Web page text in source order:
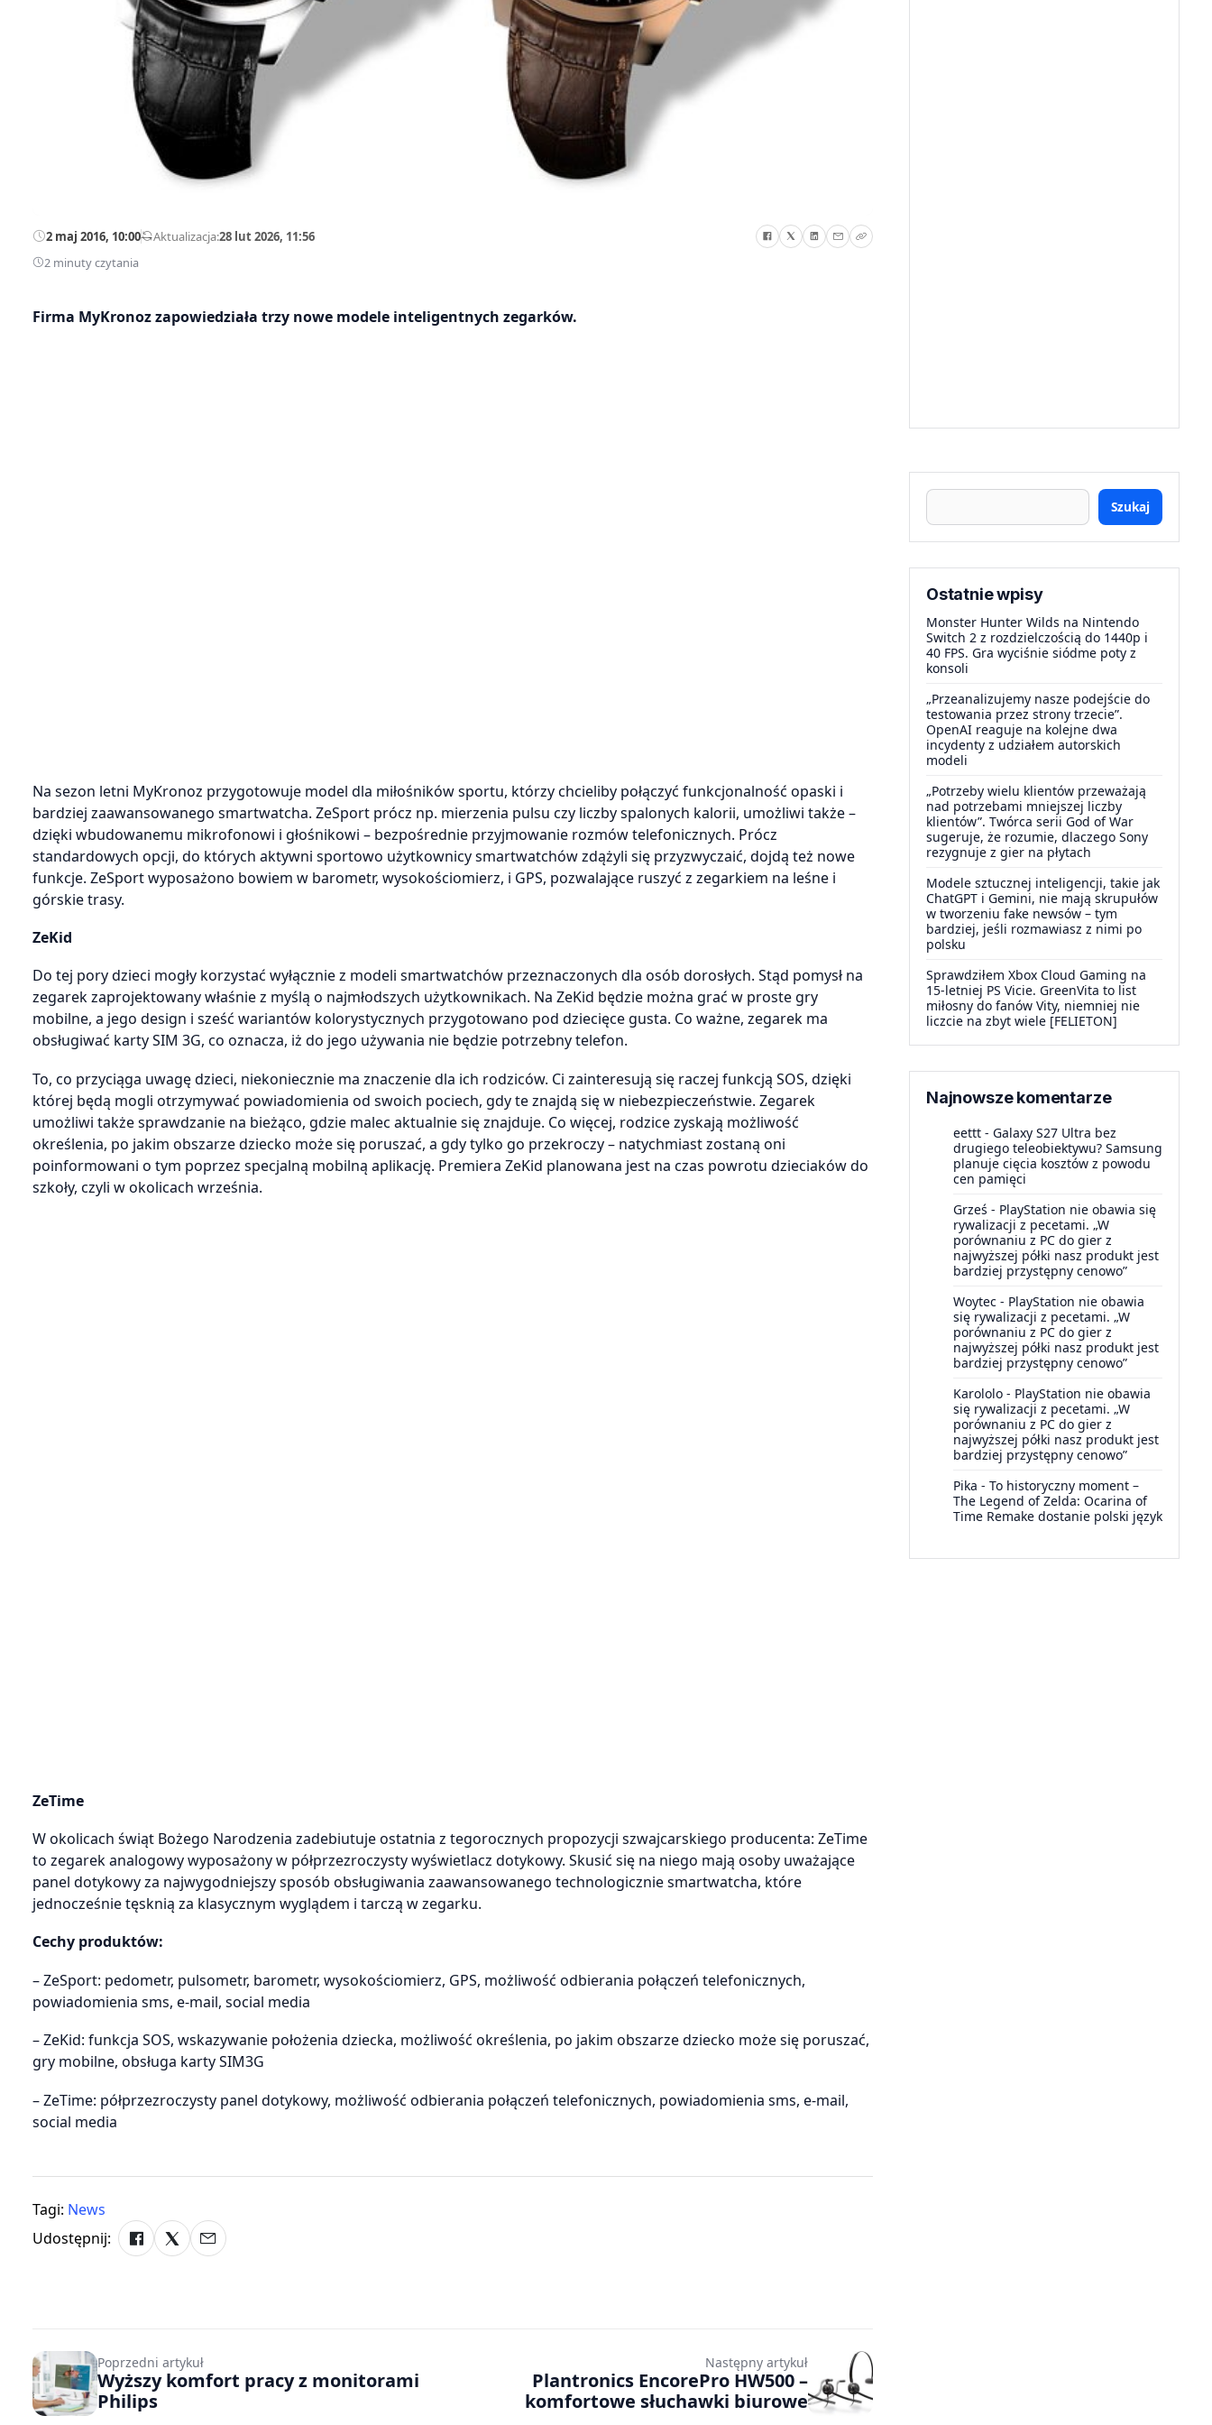
2 maj 2016, 10:00—Aktualizacja:28 lut 2026, 11:56
2 minuty czytania
Firma MyKronoz zapowiedziała trzy nowe modele inteligentnych zegarków.
Na sezon letni MyKronoz przygotowuje model dla miłośników sportu, którzy chcieliby połączyć funkcjonalność opaski i
bardziej zaawansowanego smartwatcha. ZeSport prócz np. mierzenia pulsu czy liczby spalonych kalorii, umożliwi także –
dzięki wbudowanemu mikrofonowi i głośnikowi – bezpośrednie przyjmowanie rozmów telefonicznych. Prócz
standardowych opcji, do których aktywni sportowo użytkownicy smartwatchów zdążyli się przyzwyczaić, dojdą też nowe
funkcje. ZeSport wyposażono bowiem w barometr, wysokościomierz, i GPS, pozwalające ruszyć z zegarkiem na leśne i
górskie trasy.
ZeKid
Do tej pory dzieci mogły korzystać wyłącznie z modeli smartwatchów przeznaczonych dla osób dorosłych. Stąd pomysł na
zegarek zaprojektowany właśnie z myślą o najmłodszych użytkownikach. Na ZeKid będzie można grać w proste gry
mobilne, a jego design i sześć wariantów kolorystycznych przygotowano pod dziecięce gusta. Co ważne, zegarek ma
obsługiwać karty SIM 3G, co oznacza, iż do jego używania nie będzie potrzebny telefon.
To, co przyciąga uwagę dzieci, niekoniecznie ma znaczenie dla ich rodziców. Ci zainteresują się raczej funkcją SOS, dzięki
której będą mogli otrzymywać powiadomienia od swoich pociech, gdy te znajdą się w niebezpieczeństwie. Zegarek
umożliwi także sprawdzanie na bieżąco, gdzie malec aktualnie się znajduje. Co więcej, rodzice zyskają możliwość
określenia, po jakim obszarze dziecko może się poruszać, a gdy tylko go przekroczy – natychmiast zostaną oni
poinformowani o tym poprzez specjalną mobilną aplikację. Premiera ZeKid planowana jest na czas powrotu dzieciaków do
szkoły, czyli w okolicach września.
ZeTime
W okolicach świąt Bożego Narodzenia zadebiutuje ostatnia z tegorocznych propozycji szwajcarskiego producenta: ZeTime
to zegarek analogowy wyposażony w półprzezroczysty wyświetlacz dotykowy. Skusić się na niego mają osoby uważające
panel dotykowy za najwygodniejszy sposób obsługiwania zaawansowanego technologicznie smartwatcha, które
jednocześnie tęsknią za klasycznym wyglądem i tarczą w zegarku.
Cechy produktów:
– ZeSport: pedometr, pulsometr, barometr, wysokościomierz, GPS, możliwość odbierania połączeń telefonicznych,
powiadomienia sms, e-mail, social media
– ZeKid: funkcja SOS, wskazywanie położenia dziecka, możliwość określenia, po jakim obszarze dziecko może się poruszać,
gry mobilne, obsługa karty SIM3G
– ZeTime: półprzezroczysty panel dotykowy, możliwość odbierania połączeń telefonicznych, powiadomienia sms, e-mail,
social media
Tagi: News
Udostępnij:
Szukaj
Ostatnie wpisy
Monster Hunter Wilds na Nintendo
Switch 2 z rozdzielczością do 1440p i
40 FPS. Gra wyciśnie siódme poty z
konsoli
„Przeanalizujemy nasze podejście do
testowania przez strony trzecie”.
OpenAI reaguje na kolejne dwa
incydenty z udziałem autorskich
modeli
„Potrzeby wielu klientów przeważają
nad potrzebami mniejszej liczby
klientów”. Twórca serii God of War
sugeruje, że rozumie, dlaczego Sony
rezygnuje z gier na płytach
Modele sztucznej inteligencji, takie jak
ChatGPT i Gemini, nie mają skrupułów
w tworzeniu fake newsów – tym
bardziej, jeśli rozmawiasz z nimi po
polsku
Sprawdziłem Xbox Cloud Gaming na
15-letniej PS Vicie. GreenVita to list
miłosny do fanów Vity, niemniej nie
liczcie na zbyt wiele [FELIETON]
Najnowsze komentarze
eettt - Galaxy S27 Ultra bez
drugiego teleobiektywu? Samsung
planuje cięcia kosztów z powodu
cen pamięci
Grześ - PlayStation nie obawia się
rywalizacji z pecetami. „W
porównaniu z PC do gier z
najwyższej półki nasz produkt jest
bardziej przystępny cenowo”
Woytec - PlayStation nie obawia
się rywalizacji z pecetami. „W
porównaniu z PC do gier z
najwyższej półki nasz produkt jest
bardziej przystępny cenowo”
Karololo - PlayStation nie obawia
się rywalizacji z pecetami. „W
porównaniu z PC do gier z
najwyższej półki nasz produkt jest
bardziej przystępny cenowo”
Pika - To historyczny moment –
The Legend of Zelda: Ocarina of
Time Remake dostanie polski język
Poprzedni artykuł
Wyższy komfort pracy z monitorami
Philips
Następny artykuł
Plantronics EncorePro HW500 –
komfortowe słuchawki biurowe